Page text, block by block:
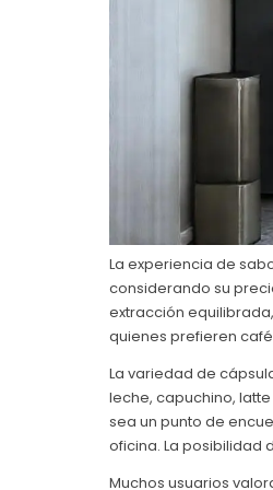
La experiencia de
considerando su
extracción
quienes prefieren
La variedad de
leche, capuchino,
sea un punto de
oficina. La posibilidad
Muchos usuarios